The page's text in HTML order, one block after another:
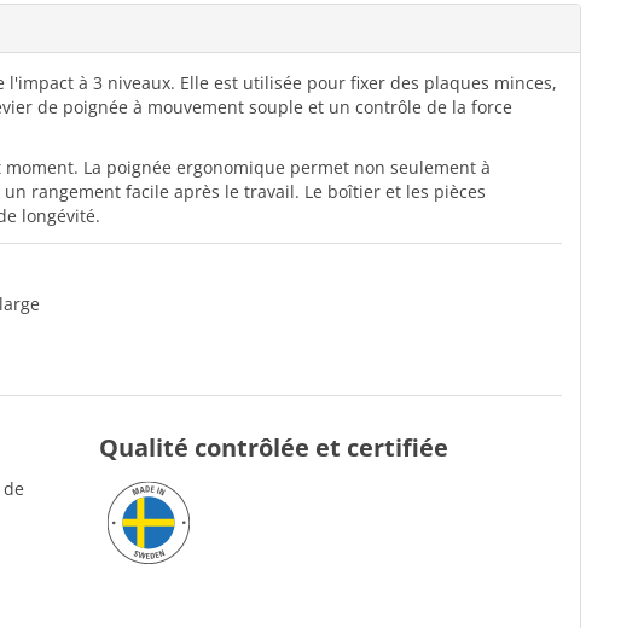
à 3 niveaux. Elle est utilisée pour fixer des plaques minces,
de poignée à mouvement souple et un contrôle de la force
La poignée ergonomique permet non seulement à
rangement facile après le travail. Le boîtier et les pièces
longévité.
Qualité contrôlée et certifiée